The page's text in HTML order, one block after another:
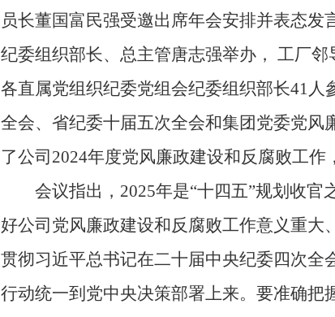
员长董国富民强受邀出席年会安排并表态
纪委组织部长、总主管唐志强举办， 工厂邻
各直属党组织纪委党组会纪委组织部长41
全会、省纪委十届五次全会和集团党委党
了公司2024年度党风廉政建设和反腐败工作
会议指出，2025年是“十四五”规划收官
好公司党风廉政建设和反腐败工作意义重大
贯彻习近平总书记在二十届中央纪委四次全
行动统一到党中央决策部署上来。要准确把